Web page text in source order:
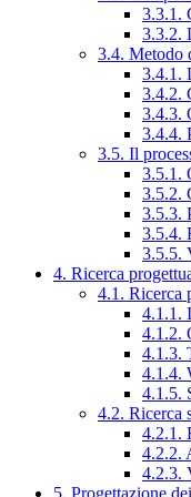
3.3.1.
3.3.2.
3.4. Metodo
3.4.1.
3.4.2.
3.4.3.
3.4.4.
3.5. Il
3.5.1.
3.5.2.
3.5.3.
3.5.4.
3.5.5.
4. Ricerca
4.1. Ricerca
4.1.1.
4.1.2.
4.1.3.
4.1.4.
4.1.5.
4.2. Ricerca
4.2.1.
4.2.2.
4.2.3.
5. Progettazione